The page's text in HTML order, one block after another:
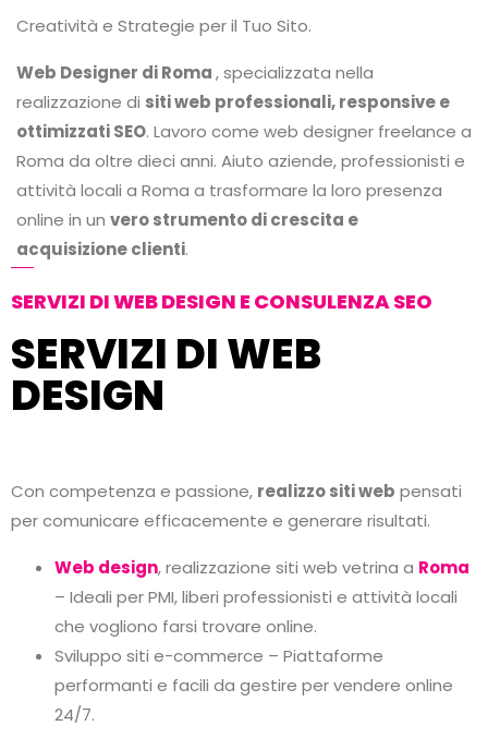
Creatività e Strategie per il Tuo Sito.
Web Designer di Roma, specializzata nella
realizzazione di siti web professionali, responsive e
ottimizzati SEO. Lavoro come web designer freelance a
Roma da oltre dieci anni. Aiuto aziende, professionisti e
attività locali a Roma a trasformare la loro presenza
online in un vero strumento di crescita e
acquisizione clienti.
SERVIZI DI WEB DESIGN E CONSULENZA SEO
SERVIZI DI WEB
DESIGN
Con competenza e passione, realizzo siti web pensati
per comunicare efficacemente e generare risultati.
Web design, realizzazione siti web vetrina a Roma
– Ideali per PMI, liberi professionisti e attività locali
che vogliono farsi trovare online.
Sviluppo siti e-commerce – Piattaforme
performanti e facili da gestire per vendere online
24/7.